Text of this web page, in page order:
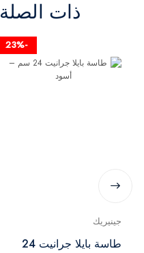
ذات الصلة
-23%
جينيريك
طاسة بايلا جرانيت 24